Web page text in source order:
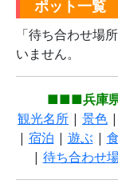
ポット一覧
「待ち合わせ場
いません。
■■■兵庫県
観光名所 | 景色 |
| 宿泊 | 遊ぶ|
| 待ち合わせ